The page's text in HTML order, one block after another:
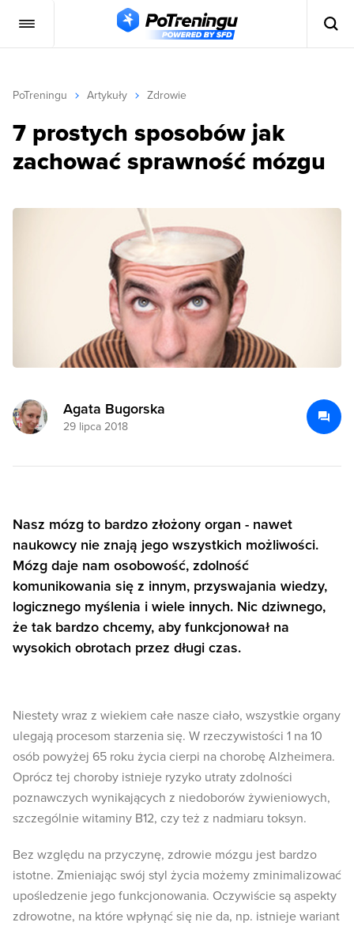
PoTreningu Artykuły Zdrowie
7 prostych sposobów jak
zachować sprawność mózgu
Agata Bugorska
29 lipca 2018
Nasz mózg to bardzo złożony organ - nawet
naukowcy nie znają jego wszystkich możliwości.
Mózg daje nam osobowość, zdolność
komunikowania się z innym, przyswajania wiedzy,
logicznego myślenia i wiele innych. Nic dziwnego,
że tak bardzo chcemy, aby funkcjonował na
wysokich obrotach przez długi czas.
Niestety wraz z wiekiem całe nasze ciało, wszystkie organy
ulegają procesom starzenia się. W rzeczywistości 1 na 10
osób powyżej 65 roku życia cierpi na chorobę Alzheimera.
Oprócz tej choroby istnieje ryzyko utraty zdolności
poznawczych wynikających z niedoborów żywieniowych,
szczególnie witaminy B12, czy też z nadmiaru toksyn.
Bez względu na przyczynę, zdrowie mózgu jest bardzo
istotne. Zmieniając swój styl życia możemy zminimalizować
upośledzenie jego funkcjonowania. Oczywiście są aspekty
zdrowotne, na które wpłynąć się nie da, np. istnieje wariant